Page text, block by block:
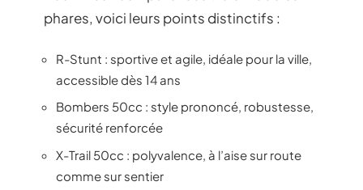
phares, voici leurs points distinctifs :
R-Stunt : sportive et agile, idéale pour la ville,
accessible dès 14 ans
Bombers 50cc : style prononcé, robustesse,
sécurité renforcée
X-Trail 50cc : polyvalence, à l’aise sur route
comme sur sentier